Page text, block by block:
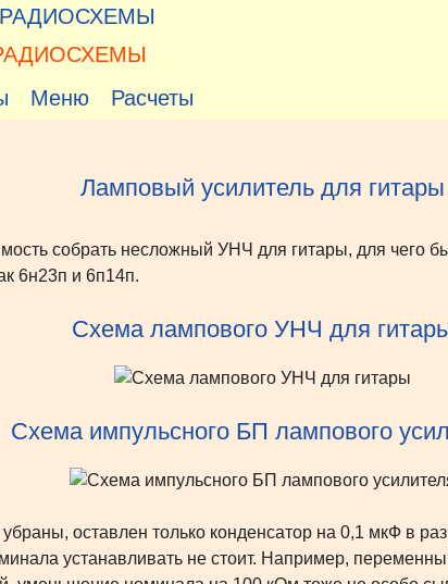
Меню Расчеты
Ламповый усилитель для гитары
собрать несложный УНЧ для гитары, для чего
6н23п и 6п14п.
Схема лампового УНЧ для
Схема импульсного БП лампового
оставлен только конденсатор на 0,1 мкФ в
устанавливать не стоит. Например,